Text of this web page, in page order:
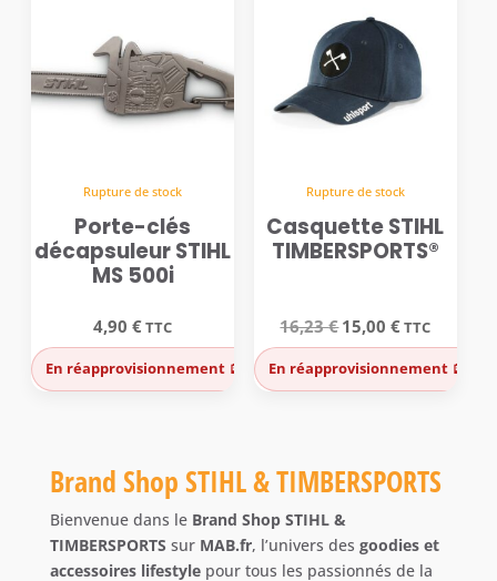
Rupture de stock
Porte-clés
décapsuleur STIHL
MS 500i
4,90€TTC
En réapprovisionnement 🪫
Rupture de stock
Casquette STIHL
TIMBERSPORTS®
16,23€Le
prix
initial
était :
16,23 €.
15,00€Le
actuel
est :
15,00 €.
TTC
En réapprovisionnement 🪫
Brand Shop STIHL & TIMBERSPORTS
Bienvenue dans le Brand Shop STIHL &
TIMBERSPORTS sur MAB.fr, l’univers des goodies et
accessoires lifestylepour tous les passionnés de la